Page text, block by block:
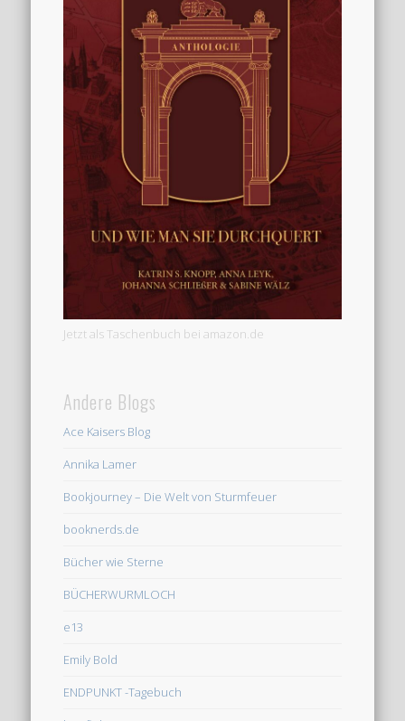
Jetzt als Taschenbuch bei amazon.de
Andere Blogs
Ace Kaisers Blog
Annika Lamer
Bookjourney – Die Welt von Sturmfeuer
booknerds.de
Bücher wie Sterne
BÜCHERWURMLOCH
e13
Emily Bold
ENDPUNKT -Tagebuch